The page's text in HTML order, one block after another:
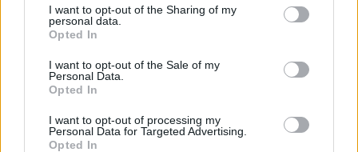
I want to opt-out of the Sharing of my
personal data.
Opted In
I want to opt-out of the Sale of my
Personal Data.
Opted In
I want to opt-out of processing my
Personal Data for Targeted Advertising.
Opted In
felfutó napenergia-termelés jelentős, ami még
többletkínálatot is eredményez jelenleg a hazai...
KEDVES OLVASÓNK!
A keresett cikk a portfolio.hu hírarchívumához
tartozik, melynek olvasása előfizetéses